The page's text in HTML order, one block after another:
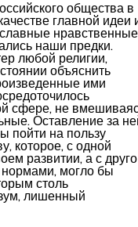
общества в
главной идеи
нравственные
наши предки.
любой религии,
объяснить
ими
сфере, не
Оставление за
пойти на пользу
которое, с одной
развитии, а с
могло бы
столь
лишенный